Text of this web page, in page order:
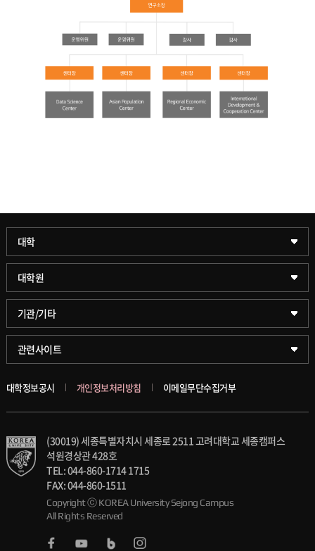
대학
과학기술대학
약학대학
글로벌비즈니스대학
스마트도시학부
대학원
일반대학원
문화스포츠대학원
창업경영대학원
융합과학대학원
가속기과학과(일반대학원)
기관/기타
학술정보원(도서관)
학술정보팀
국제교류교육원
대학일자리플러스센터
세종학생상담센터
세종창업교육센터
관련사이트
KUPID
블랙보드
의료원
발전기금
인재양성통합관리시스템(KUSEUM)
대학정보공시 개인정보처리방침 이메일무단수집거부
(30019) 세종특별자치시 세종로 2511 고려대학교 세종캠퍼스
석원경상관 428호
TEL: 044-860-1714 1715
FAX: 044-860-1511
Copyright ⓒ KOREA University Sejong Campus
All Rights Reserved